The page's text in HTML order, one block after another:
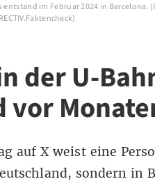
entstand im Februar 2024 in Barcelona.
der U-
vor
auf X weist eine
sondern in